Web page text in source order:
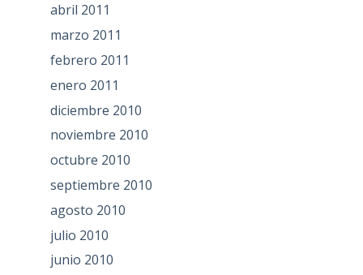
abril 2011
marzo 2011
febrero 2011
enero 2011
diciembre 2010
noviembre 2010
octubre 2010
septiembre 2010
agosto 2010
julio 2010
junio 2010